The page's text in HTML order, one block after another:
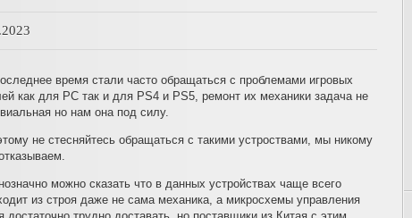
время стали часто обращаться с проблемами игровых
как для PC так и для PS4 и PS5, ремонт их механики задача не
но нам она под силу.
не стесняйтесь обращаться с такими устроствами, мы никому
можно сказать что в данных устройствах чаще всего
из строя даже не сама механика, а микросхемы управления